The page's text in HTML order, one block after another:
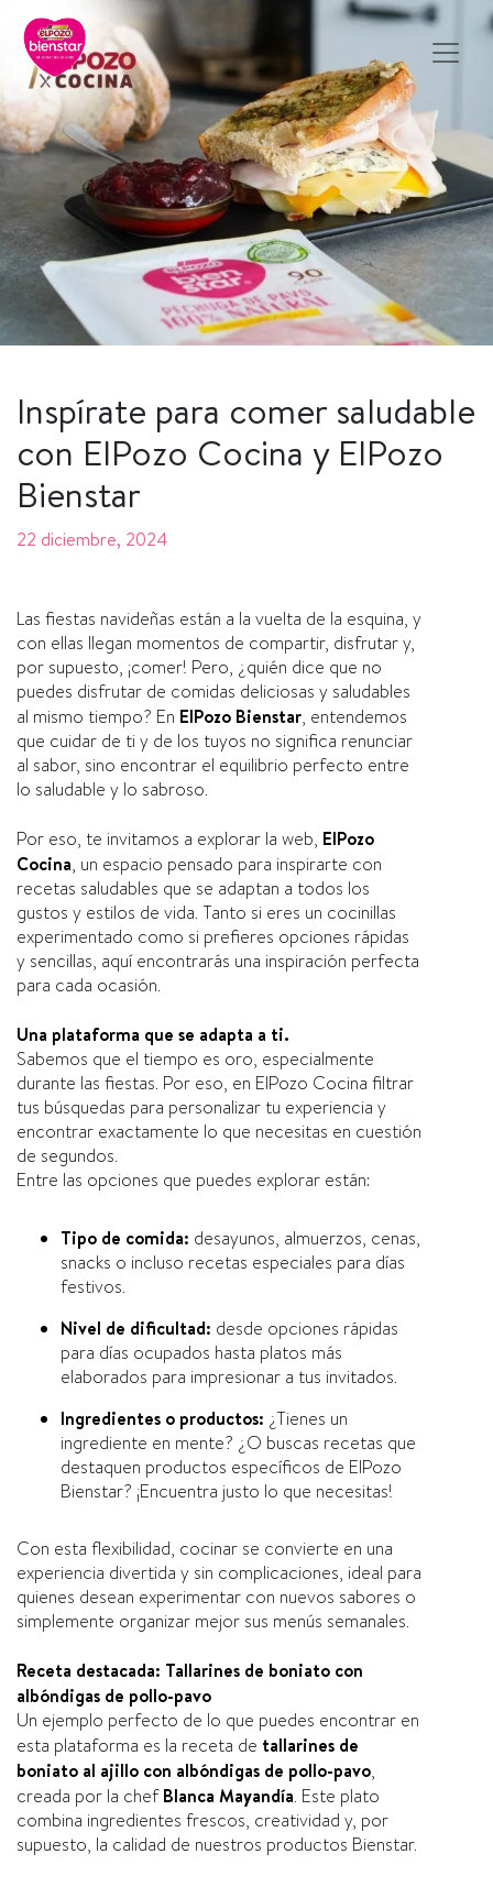
Inspírate para comer saludable
con ElPozo Cocina y ElPozo
Bienstar
22 diciembre, 2024
Las fiestas navideñas están a la vuelta de la esquina, y
con ellas llegan momentos de compartir, disfrutar y,
por supuesto, ¡comer! Pero, ¿quién dice que no
puedes disfrutar de comidas deliciosas y saludables
al mismo tiempo? En ElPozo Bienstar, entendemos
que cuidar de ti y de los tuyos no significa renunciar
al sabor, sino encontrar el equilibrio perfecto entre
lo saludable y lo sabroso.
Por eso, te invitamos a explorar la web, ElPozo
Cocina, un espacio pensado para inspirarte con
recetas saludables que se adaptan a todos los
gustos y estilos de vida. Tanto si eres un cocinillas
experimentado como si prefieres opciones rápidas
y sencillas, aquí encontrarás una inspiración perfecta
para cada ocasión.
Una plataforma que se adapta a ti.
Sabemos que el tiempo es oro, especialmente
durante las fiestas. Por eso, en ElPozo Cocina filtrar
tus búsquedas para personalizar tu experiencia y
encontrar exactamente lo que necesitas en cuestión
de segundos.
Entre las opciones que puedes explorar están:
Tipo de comida: desayunos, almuerzos, cenas,
snacks o incluso recetas especiales para días
festivos.
Nivel de dificultad: desde opciones rápidas
para días ocupados hasta platos más
elaborados para impresionar a tus invitados.
Ingredientes o productos: ¿Tienes un
ingrediente en mente? ¿O buscas recetas que
destaquen productos específicos de ElPozo
Bienstar? ¡Encuentra justo lo que necesitas!
Con esta flexibilidad, cocinar se convierte en una
experiencia divertida y sin complicaciones, ideal para
quienes desean experimentar con nuevos sabores o
simplemente organizar mejor sus menús semanales.
Receta destacada: Tallarines de boniato con
albóndigas de pollo-pavo
Un ejemplo perfecto de lo que puedes encontrar en
esta plataforma es la receta de tallarines de
boniato al ajillo con albóndigas de pollo-pavo,
creada por la chefBlanca Mayandía. Este plato
combina ingredientes frescos, creatividad y, por
supuesto, la calidad de nuestros productos Bienstar.